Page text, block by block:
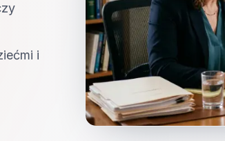
i